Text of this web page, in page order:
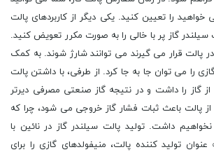
را تعیین کنید. یکی دیگر از کاربردهای پالت
گاز پر با خالی را به صورت مکرر تعویض کنید.
پالت قرار می گیرند می توانند شارژ شوند. به کمک
را می توان جا به جا کرد. از طرفی، با داشتن پالت
گاز را داشت و در نتیجه گاز صنعتی مصرفی دیرتر
پالت باعث ثبات فشار گاز خروجی می شود، چرا که
داشت. تولید پالت سیلندر گاز در نائین با
تولید کننده پالت، منیفولدهای گازی را برای